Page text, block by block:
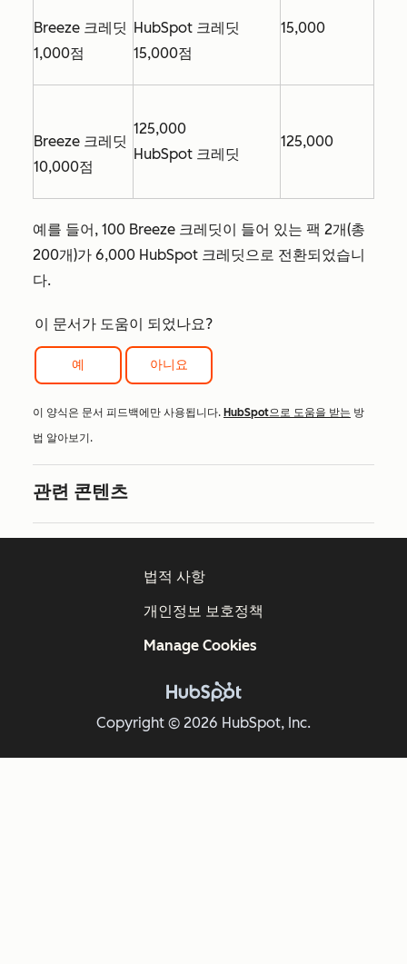
Breeze 크레딧
1,000점
HubSpot 크레딧
15,000점
15,000
Breeze 크레딧
10,000점
125,000
HubSpot 크레딧
125,000
예를 들어, 100 Breeze 크레딧이 들어 있는 팩 2개(총
200개)가 6,000 HubSpot 크레딧으로 전환되었습니
다.
이 문서가 도움이 되었나요?
예 아니요
이 양식은 문서 피드백에만 사용됩니다. HubSpot으로 도움을 받는 방
법 알아보기.
관련 콘텐츠
Copyright © 2026 HubSpot, Inc.
법적 사항
개인정보 보호정책
Manage Cookies